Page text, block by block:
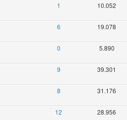
1 10.052
6 19.078
0 5.890
9 39.301
8 31.176
12 28.956